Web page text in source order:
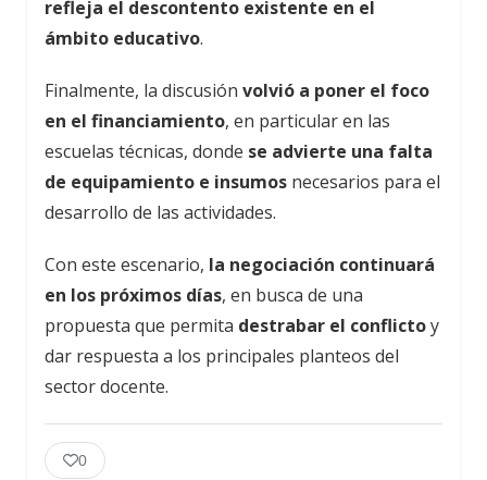
refleja el descontento existente en el
ámbito educativo.
Finalmente, la discusión volvió a poner el foco
en el financiamiento, en particular en las
escuelas técnicas, donde se advierte una falta
de equipamiento e insumos necesarios para el
desarrollo de las actividades.
Con este escenario, la negociación continuará
en los próximos días, en busca de una
propuesta que permita destrabar el conflictoy
dar respuesta a los principales planteos del
sector docente.
0